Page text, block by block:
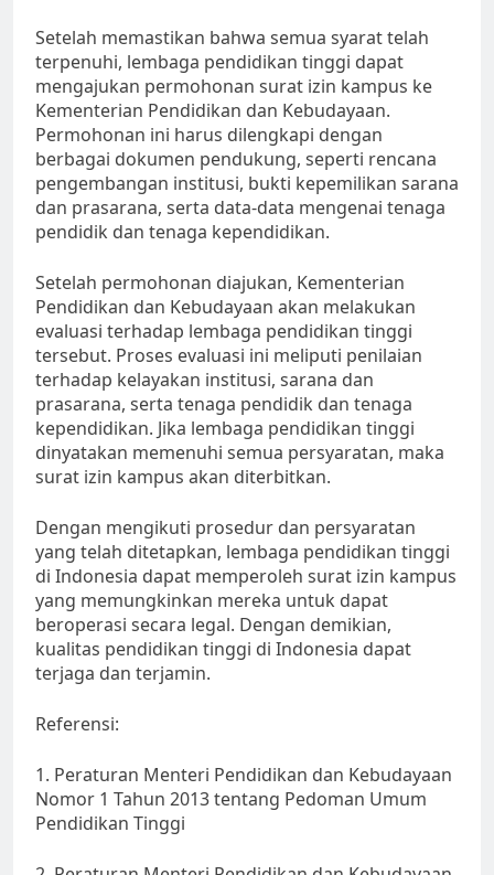
Setelah memastikan bahwa semua syarat telah
terpenuhi, lembaga pendidikan tinggi dapat
mengajukan permohonan surat izin kampus ke
Kementerian Pendidikan dan Kebudayaan.
Permohonan ini harus dilengkapi dengan
berbagai dokumen pendukung, seperti rencana
pengembangan institusi, bukti kepemilikan sarana
dan prasarana, serta data-data mengenai tenaga
pendidik dan tenaga kependidikan.
Setelah permohonan diajukan, Kementerian
Pendidikan dan Kebudayaan akan melakukan
evaluasi terhadap lembaga pendidikan tinggi
tersebut. Proses evaluasi ini meliputi penilaian
terhadap kelayakan institusi, sarana dan
prasarana, serta tenaga pendidik dan tenaga
kependidikan. Jika lembaga pendidikan tinggi
dinyatakan memenuhi semua persyaratan, maka
surat izin kampus akan diterbitkan.
Dengan mengikuti prosedur dan persyaratan
yang telah ditetapkan, lembaga pendidikan tinggi
di Indonesia dapat memperoleh surat izin kampus
yang memungkinkan mereka untuk dapat
beroperasi secara legal. Dengan demikian,
kualitas pendidikan tinggi di Indonesia dapat
terjaga dan terjamin.
Referensi:
1. Peraturan Menteri Pendidikan dan Kebudayaan
Nomor 1 Tahun 2013 tentang Pedoman Umum
Pendidikan Tinggi